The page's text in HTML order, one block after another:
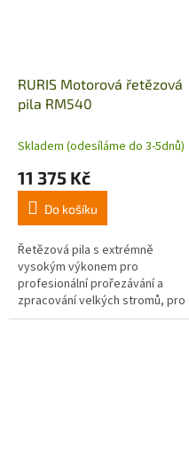
RURIS Motorová řetězová
pila RM540
Skladem (odesíláme do 3-5dnů)
11 375 Kč
Do košíku
Řetězová pila s extrémně
vysokým výkonem pro
profesionální prořezávání a
zpracování velkých stromů, pro
řezání tvrdého dřeva, pro práce